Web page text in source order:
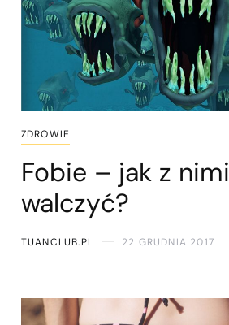
ZDROWIE
Fobie – jak z nimi
walczyć?
TUANCLUB.PL 22 GRUDNIA 2017